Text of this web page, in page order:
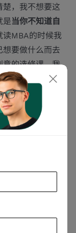
，我不想要这
是当你不知道自
读MBA的时候我
要做什么而去
意的选修课。我
的课，
授课。这些课
做什么。”
24级在读学
挖掘自己和探索
较非传统，就
的领域。但是
始是在法律行
行和金融法这
实我的性格适